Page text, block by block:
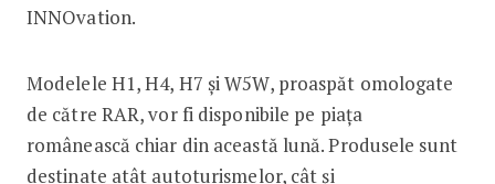
INNOvation.
Modelele H1, H4, H7 și W5W, proaspăt omologate
de către RAR, vor fi disponibile pe piața
românească chiar din această lună. Produsele sunt
destinate atât autoturismelor, cât și